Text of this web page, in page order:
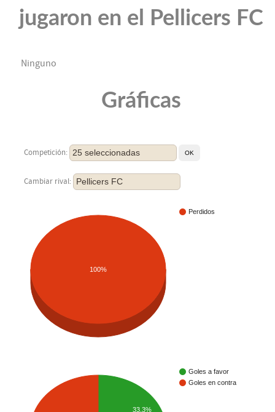
jugaron en el Pellicers FC
Ninguno
Gráficas
Competición: 25 seleccionadas
Cambiar rival: Pellicers FC
Perdidos
100%
Goles a favor
Goles en contra
33.3%